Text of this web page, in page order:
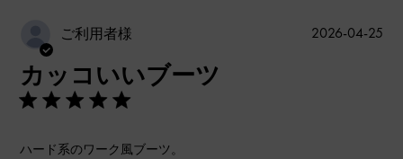
ご利用者様
カッコいいブーツ
ハード系のワーク風ブーツ。
公
2026-04-25